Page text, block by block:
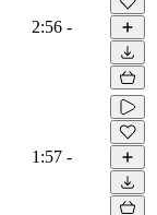
2:56 -
1:57 -